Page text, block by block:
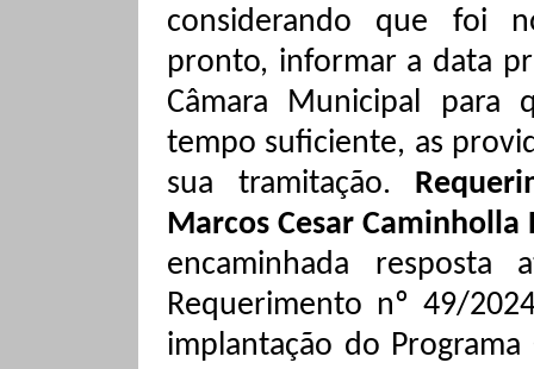
considerando que foi
pronto, informar a data
Câmara Municipal para
tempo suficiente, as
sua tramitação.
Marcos Cesar
encaminhada
Requerimento nº 49/
implantação do